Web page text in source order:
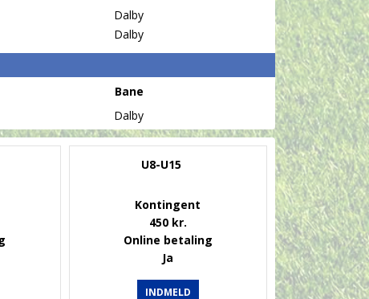
Dalby
Dalby
Bane
Dalby
U8-U15
Kontingent
450 kr.
Online betaling
Ja
INDMELD